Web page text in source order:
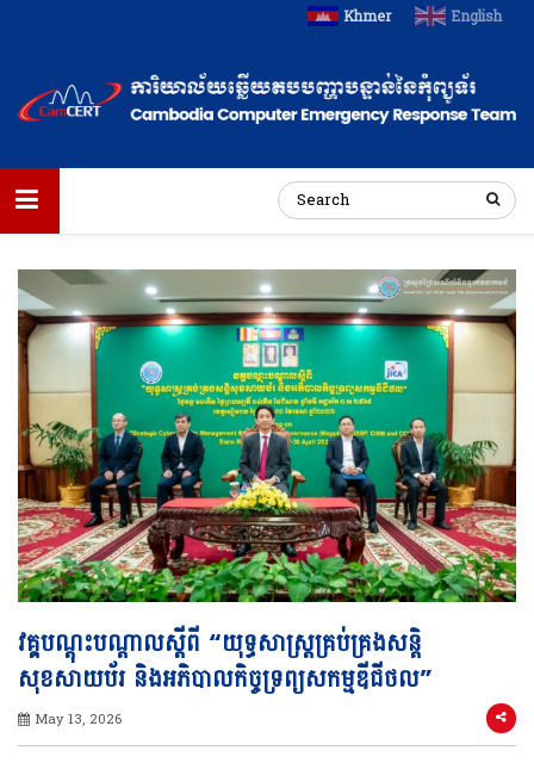
Khmer English
វគ្គបណ្ដុះបណ្ដាលស្ដីពី “យុទ្ធសាស្ត្រគ្រប់គ្រងសន្តិ
សុខសាយប័រ និងអភិបាលកិច្ចទ្រព្យសកម្មឌីជីថល”
May 13, 2026